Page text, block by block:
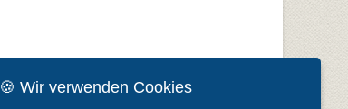
🍪 Wir verwenden Cookies